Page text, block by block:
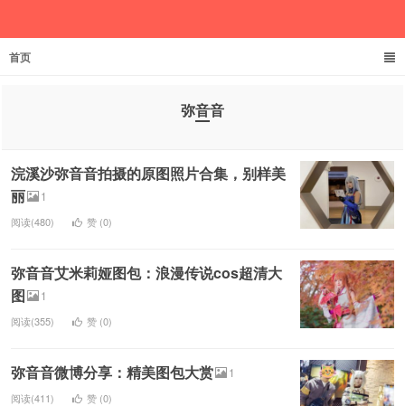
首页
弥音音
浣溪沙弥音音拍摄的原图照片合集，别样美
丽
1
阅读(480) 赞 (0)
弥音音艾米莉娅图包：浪漫传说cos超清大
图
1
阅读(355) 赞 (0)
弥音音微博分享：精美图包大赏 1
阅读(411) 赞 (0)